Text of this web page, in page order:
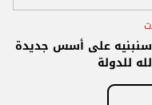
على أسس جديدة
للدولة